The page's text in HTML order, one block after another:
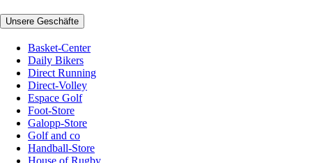
Unsere Geschäfte
Basket-Center
Daily Bikers
Direct Running
Direct-Volley
Espace Golf
Foot-Store
Galopp-Store
Golf and co
Handball-Store
House of Rugby